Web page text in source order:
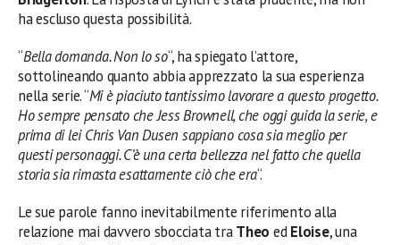
ha escluso questa possibilità.
“Bella domanda. Non lo so“, ha spiegato l’attore,
sottolineando quanto abbia apprezzato la sua esperienza
nella serie. “Mi è piaciuto tantissimo lavorare a questo progetto.
Ho sempre pensato che Jess Brownell, che oggi guida la serie, e
prima di lei Chris Van Dusen sappiano cosa sia meglio per
questi personaggi. C’è una certa bellezza nel fatto che quella
storia sia rimasta esattamente ciò che era“.
Le sue parole fanno inevitabilmente riferimento alla
relazione mai davvero sbocciata traTheo edEloise, una